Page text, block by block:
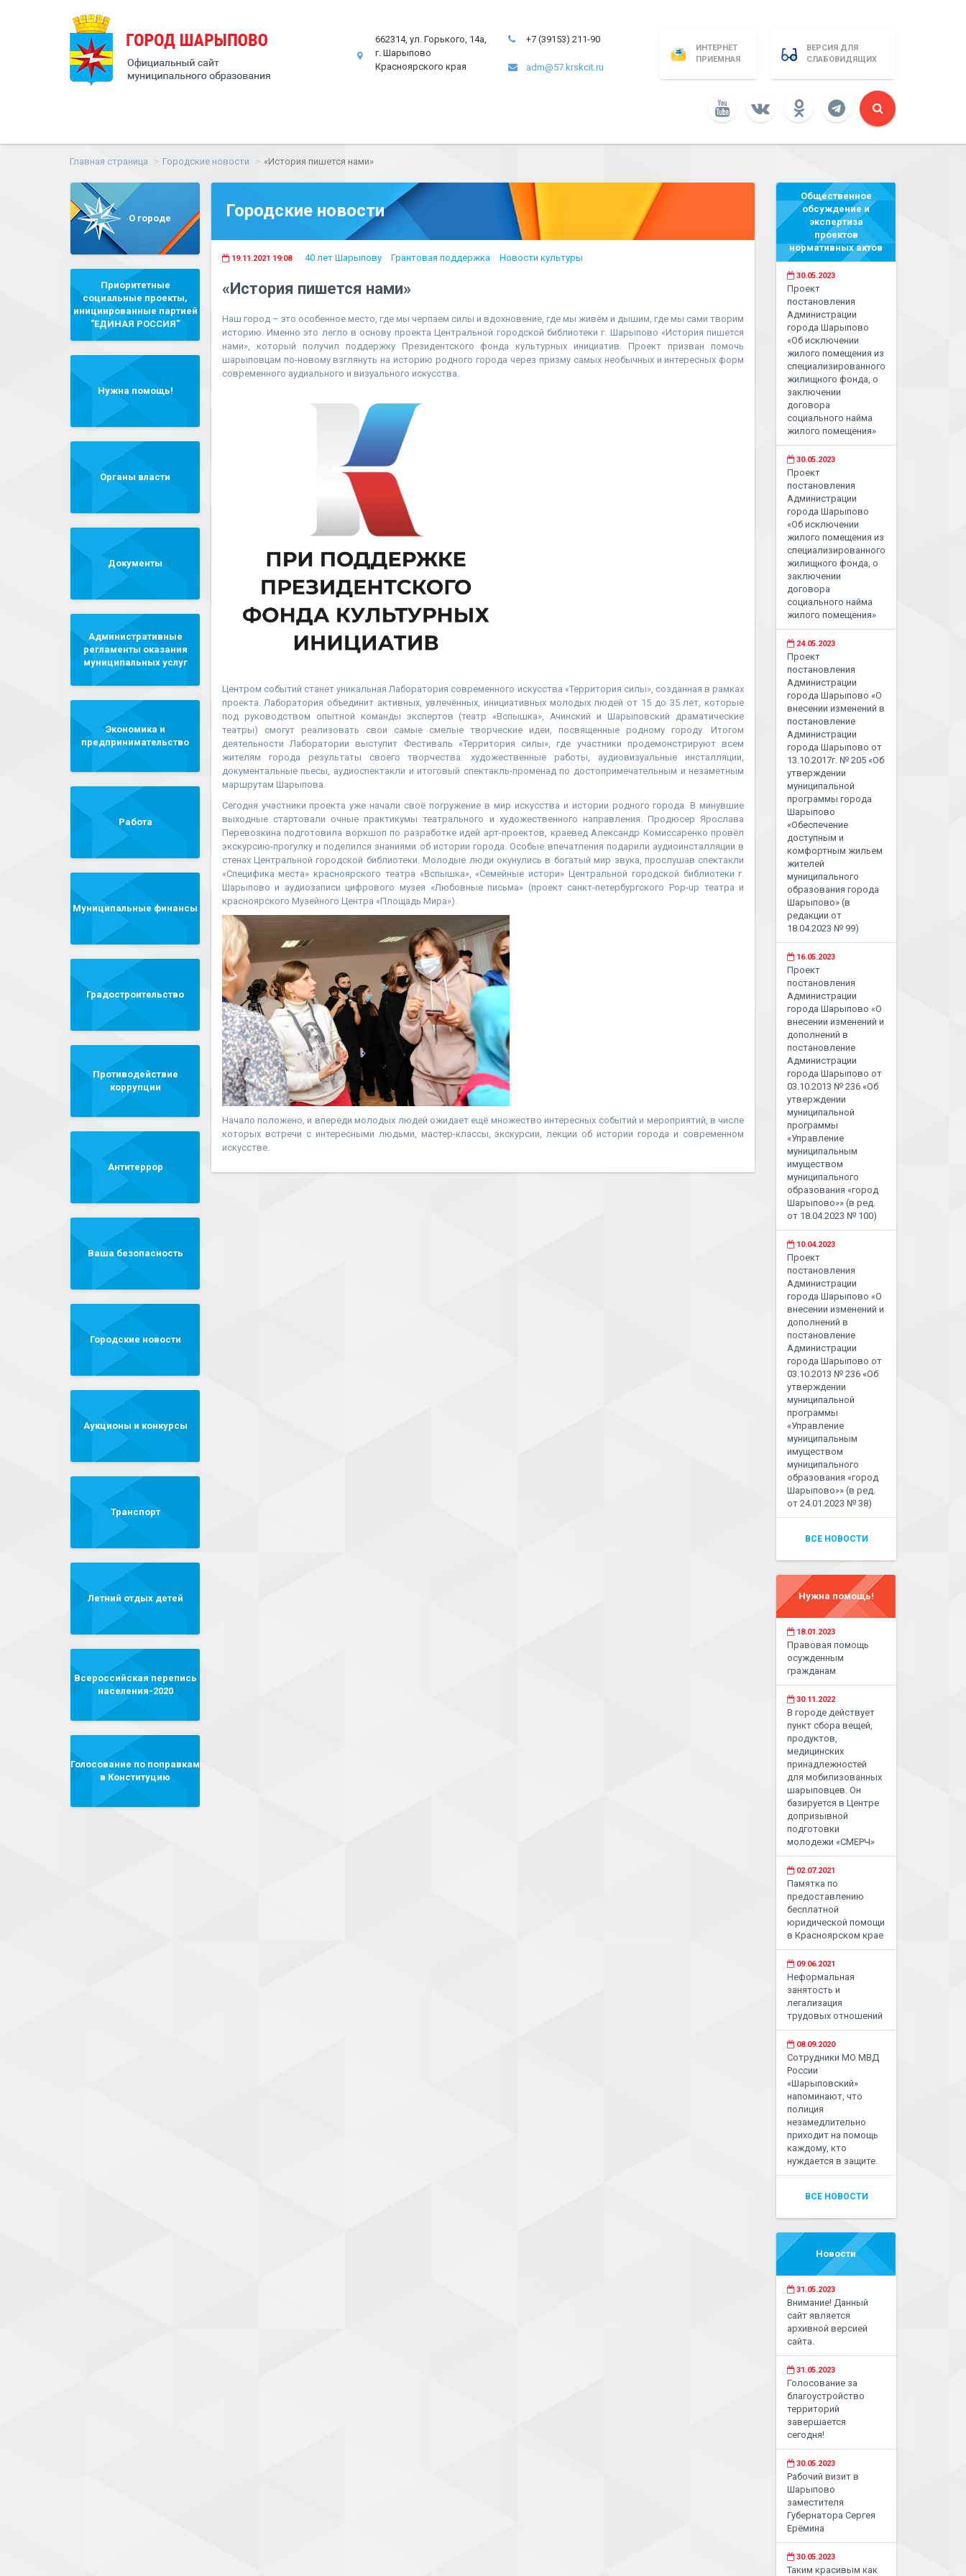
662314, ул. Горького, 14а,
г. Шарыпово
Красноярского края
+7 (39153) 211-90
adm@57.krskcit.ru
ИНТЕРНЕТ
ПРИЕМНАЯ
ВЕРСИЯ ДЛЯ
СЛАБОВИДЯЩИХ
Главная страница Городские новости «История пишется нами»
О городе
Приоритетные
социальные проекты,
инициированные партией
"ЕДИНАЯ РОССИЯ"
Нужна помощь!
Органы власти
Документы
Административные
регламенты оказания
муниципальных услуг
Экономика и
предпринимательство
Работа
Муниципальные финансы
Градостроительство
Противодействие
коррупции
Антитеррор
Ваша безопасность
Городские новости
Аукционы и конкурсы
Транспорт
Летний отдых детей
Всероссийская перепись
населения-2020
Голосование по поправкам
в Конституцию
Городские новости
19.11.2021 19:08 40 лет Шарыпову Грантовая поддержка Новости культуры
«История пишется нами»
Наш город – это особенное место, где мы черпаем силы и вдохновение, где мы живём и дышим, где мы сами творим
историю. Именно это легло в основу проекта Центральной городской библиотеки г. Шарыпово «История пишется
нами», который получил поддержку Президентского фонда культурных инициатив. Проект призван помочь
шарыповцам по-новому взглянуть на историю родного города через призму самых необычных и интересных форм
современного аудиального и визуального искусства.
Центром событий станет уникальная Лаборатория современного искусства «Территория силы», созданная в рамках
проекта. Лаборатория объединит активных, увлечённых, инициативных молодых людей от 15 до 35 лет, которые
под руководством опытной команды экспертов (театр «Вспышка», Ачинский и Шарыповский драматические
театры) смогут реализовать свои самые смелые творческие идеи, посвященные родному городу. Итогом
деятельности Лаборатории выступит Фестиваль «Территория силы», где участники продемонстрируют всем
жителям города результаты своего творчества: художественные работы, аудиовизуальные инсталляции,
документальные пьесы, аудиоспектакли и итоговый спектакль-променад по достопримечательным и незаметным
маршрутам Шарыпова.
Сегодня участники проекта уже начали своё погружение в мир искусства и истории родного города. В минувшие
выходные стартовали очные практикумы театрального и художественного направления. Продюсер Ярослава
Перевозкина подготовила воркшоп по разработке идей арт-проектов, краевед Александр Комиссаренко провёл
экскурсию-прогулку и поделился знаниями об истории города. Особые впечатления подарили аудиоинсталляции в
стенах Центральной городской библиотеки. Молодые люди окунулись в богатый мир звука, прослушав спектакли
«Специфика места» красноярского театра «Вспышка», «Семейные истори» Центральной городской библиотеки г.
Шарыпово и аудиозаписи цифрового музея «Любовные письма» (проект санкт-петербургского Pop-up театра и
красноярского Музейного Центра «Площадь Мира»).
Начало положено, и впереди молодых людей ожидает ещё множество интересных событий и мероприятий, в числе
которых встречи с интересными людьми, мастер-классы, экскурсии, лекции об истории города и современном
искусстве.
Общественное
обсуждение и
экспертиза
проектов
нормативных актов
30.05.2023
Проект
постановления
Администрации
города Шарыпово
«Об исключении
жилого помещения из
специализированного
жилищного фонда, о
заключении
договора
социального найма
жилого помещения»
30.05.2023
Проект
постановления
Администрации
города Шарыпово
«Об исключении
жилого помещения из
специализированного
жилищного фонда, о
заключении
договора
социального найма
жилого помещения»
24.05.2023
Проект
постановления
Администрации
города Шарыпово «О
внесении изменений в
постановление
Администрации
города Шарыпово от
13.10.2017г. № 205 «Об
утверждении
муниципальной
программы города
Шарыпово
«Обеспечение
доступным и
комфортным жильем
жителей
муниципального
образования города
Шарыпово» (в
редакции от
18.04.2023 № 99)
16.05.2023
Проект
постановления
Администрации
города Шарыпово «О
внесении изменений и
дополнений в
постановление
Администрации
города Шарыпово от
03.10.2013 № 236 «Об
утверждении
муниципальной
программы
«Управление
муниципальным
имуществом
муниципального
образования «город
Шарыпово»» (в ред.
от 18.04.2023 № 100)
10.04.2023
Проект
постановления
Администрации
города Шарыпово «О
внесении изменений и
дополнений в
постановление
Администрации
города Шарыпово от
03.10.2013 № 236 «Об
утверждении
муниципальной
программы
«Управление
муниципальным
имуществом
муниципального
образования «город
Шарыпово»» (в ред.
от 24.01.2023 № 38)
ВСЕ НОВОСТИ
Нужна помощь!
18.01.2023
Правовая помощь
осужденным
гражданам
30.11.2022
В городе действует
пункт сбора вещей,
продуктов,
медицинских
принадлежностей
для мобилизованных
шарыповцев. Он
базируется в Центре
допризывной
подготовки
молодежи «СМЕРЧ»
02.07.2021
Памятка по
предоставлению
бесплатной
юридической помощи
в Красноярском крае
09.06.2021
Неформальная
занятость и
легализация
трудовых отношений
08.09.2020
Сотрудники МО МВД
России
«Шарыповский»
напоминают, что
полиция
незамедлительно
приходит на помощь
каждому, кто
нуждается в защите.
ВСЕ НОВОСТИ
Новости
31.05.2023
Внимание! Данный
сайт является
архивной версией
сайта.
31.05.2023
Голосование за
благоустройство
территорий
завершается
сегодня!
30.05.2023
Рабочий визит в
Шарыпово
заместителя
Губернатора Сергея
Ерёмина
30.05.2023
Таким красивым как